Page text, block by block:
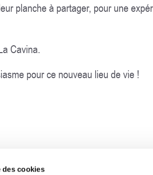
des cookies
planche à partager, pour une
Cavina.
pour ce nouveau lieu de vie !